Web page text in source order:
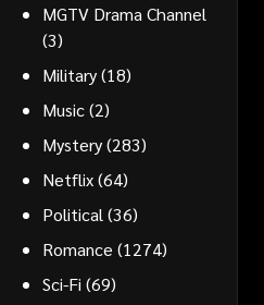
MGTV Drama Channel
(3)
Military(18)
Music(2)
Mystery(283)
Netflix(64)
Political (36)
Romance (1274)
Sci-Fi (69)